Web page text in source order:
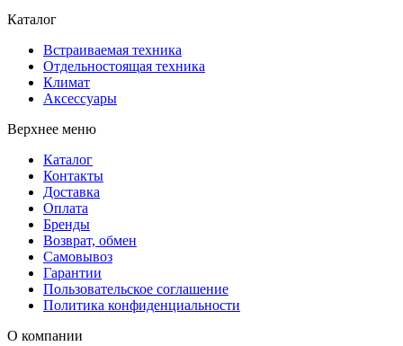
Каталог
Встраиваемая техника
Отдельностоящая техника
Климат
Аксессуары
Верхнее меню
Каталог
Контакты
Доставка
Оплата
Бренды
Возврат, обмен
Самовывоз
Гарантии
Пользовательское соглашение
Политика конфиденциальности
О компании